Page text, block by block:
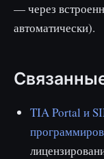
— через
автоматически).
TIA Portal и